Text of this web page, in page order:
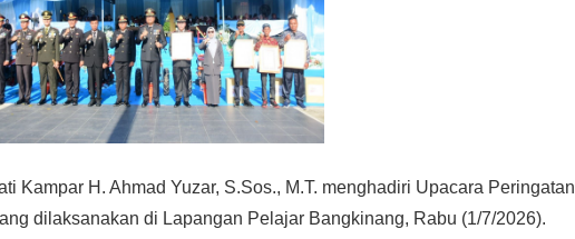
Kampar H. Ahmad Yuzar, S.Sos., M.T. menghadiri Upacara Peringatan
dilaksanakan di Lapangan Pelajar Bangkinang, Rabu (1/7/2026).